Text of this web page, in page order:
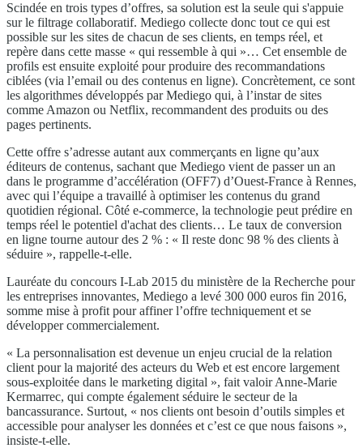
Scindée en trois types d’offres, sa solution est la seule qui s'appuie
sur le filtrage collaboratif. Mediego collecte donc tout ce qui est
possible sur les sites de chacun de ses clients, en temps réel, et
repère dans cette masse « qui ressemble à qui »… Cet ensemble de
profils est ensuite exploité pour produire des recommandations
ciblées (via l’email ou des contenus en ligne). Concrètement, ce sont
les algorithmes développés par Mediego qui, à l’instar de sites
comme Amazon ou Netflix, recommandent des produits ou des
pages pertinents.
Cette offre s’adresse autant aux commerçants en ligne qu’aux
éditeurs de contenus, sachant que Mediego vient de passer un an
dans le programme d’accélération (OFF7) d’Ouest-France à Rennes,
avec qui l’équipe a travaillé à optimiser les contenus du grand
quotidien régional. Côté e-commerce, la technologie peut prédire en
temps réel le potentiel d'achat des clients… Le taux de conversion
en ligne tourne autour des 2 % : « Il reste donc 98 % des clients à
séduire », rappelle-t-elle.
Lauréate du concours I-Lab 2015 du ministère de la Recherche pour
les entreprises innovantes, Mediego a levé 300 000 euros fin 2016,
somme mise à profit pour affiner l’offre techniquement et se
développer commercialement.
« La personnalisation est devenue un enjeu crucial de la relation
client pour la majorité des acteurs du Web et est encore largement
sous-exploitée dans le marketing digital », fait valoir Anne-Marie
Kermarrec, qui compte également séduire le secteur de la
bancassurance. Surtout, « nos clients ont besoin d’outils simples et
accessible pour analyser les données et c’est ce que nous faisons »,
insiste-t-elle.